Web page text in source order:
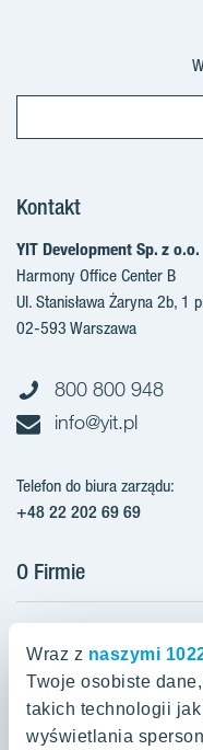
Wraz z naszymi
Twoje osobiste
takich technologii
wyświetlania
Kontakt
YIT Development Sp. z o.o.
Harmony Office Center B
Ul. Stanisława Żaryna 2b, 1
02-593 Warszawa
800 800 948
info@yit.pl
Telefon do biura zarządu:
+48 22 202 69 69
O Firmie
Projekty w przygotowaniu
Projekty zrealizowane
Aktualności
Zakup gruntów
Projekty w Polsce
Aroma Park Lofty
Talarowa Park Warszawa
Oferty mieszkaniowe